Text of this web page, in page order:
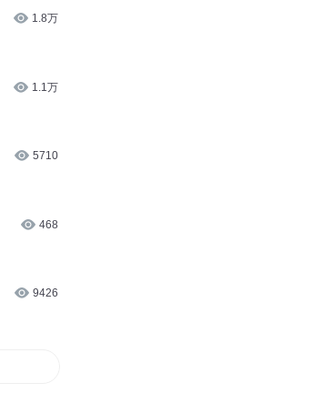
1.8万
1.1万
5710
468
9426